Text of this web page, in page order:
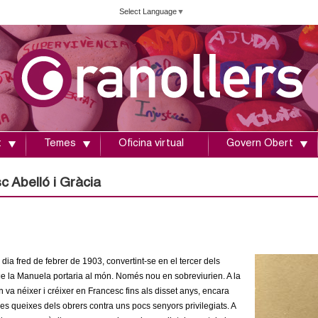
Vés
al
contingut
Select Language▼
Temes Oficina virtual Govern Obert
Abelló i Gràcia
fred de febrer de 1903, convertint-se en el tercer dels
la Manuela portaria al món. Només nou en sobreviurien. A la
va néixer i créixer en Francesc fins als disset anys, encara
queixes dels obrers contra uns pocs senyors privilegiats. A